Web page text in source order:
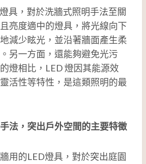
具，對於洗牆式照明手法至關
亮度適中的燈具，將光線向下
減少眩光，並沿著牆面產生柔
另一方面，還能夠避免光污
燈相比，LED 燈因其能源效
活性等特性，是這類照明的最
法，突出戶外空間的主要特徵
用的LED燈具，對於突出庭園